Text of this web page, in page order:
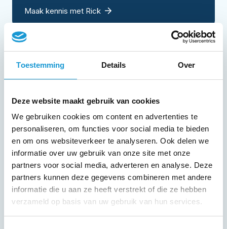
Toestemming Details Over
Deze website maakt gebruik van cookies
We gebruiken cookies om content en advertenties te
personaliseren, om functies voor social media te bieden
en om ons websiteverkeer te analyseren. Ook delen we
informatie over uw gebruik van onze site met onze
partners voor social media, adverteren en analyse. Deze
partners kunnen deze gegevens combineren met andere
informatie die u aan ze heeft verstrekt of die ze hebben
verzameld op basis van uw gebruik van hun services.
Maak kennis met Rick